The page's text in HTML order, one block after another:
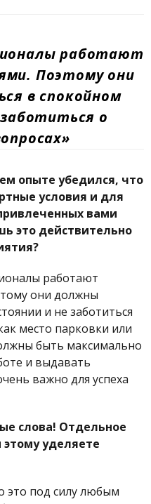
работают
Поэтому они
в спокойном
о
опыте убедился, что
условия и для
вами
это действительно
работают
они должны
и не заботиться
место парковки или
быть максимально
и выдавать
важно для успеха
слова! Отдельное
этому уделяете
это под силу любым